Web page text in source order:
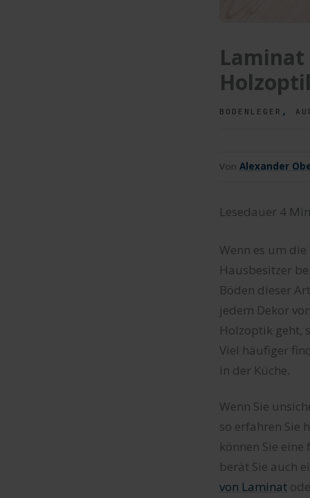
Laminat
BODENLEGER ,
Von Alexander
Lesedauer 4
Wenn es um
Hausbesitzer
Böden dieser
jedem Dekor
Holzoptik geht,
Viel häufiger
in der Küche.
Wenn Sie
so erfahren Sie
können Sie
berät Sie auch
von Laminat